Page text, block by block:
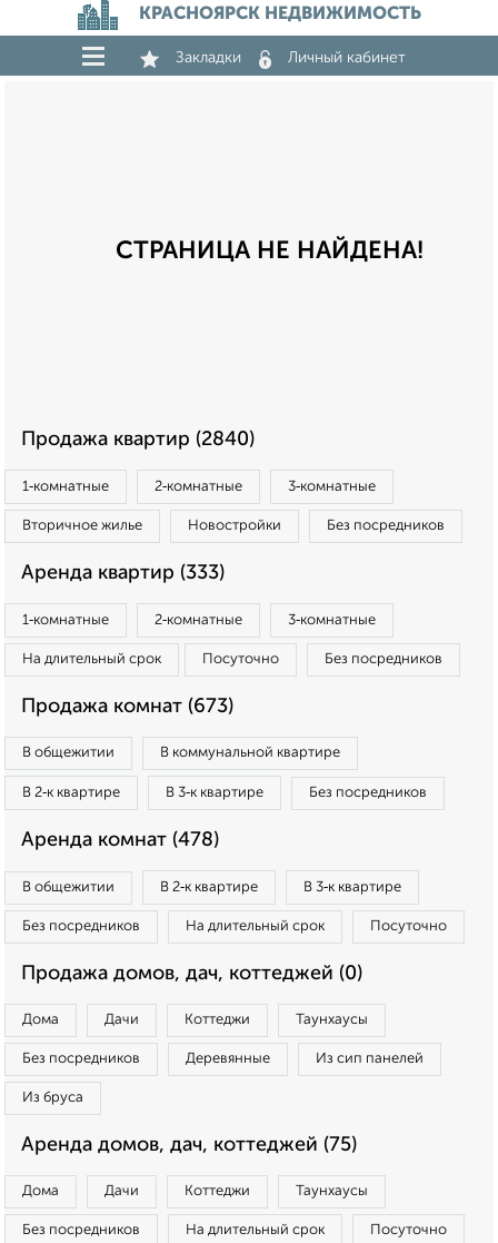
КРАСНОЯРСК НЕДВИЖИМОСТЬ
Закладки Личный кабинет
СТРАНИЦА НЕ НАЙДЕНА!
Продажа квартир (2840)
1‑комнатные 2‑комнатные 3‑комнатные
Вторичное жилье Новостройки Без посредников
Аренда квартир (333)
1‑комнатные 2‑комнатные 3‑комнатные
На длительный срок Посуточно Без посредников
Продажа комнат (673)
В общежитии В коммунальной квартире
В 2‑к квартире В 3‑к квартире Без посредников
Аренда комнат (478)
В общежитии В 2‑к квартире В 3‑к квартире
Без посредников На длительный срок Посуточно
Продажа домов, дач, коттеджей (0)
Дома Дачи Коттеджи Таунхаусы
Без посредников Деревянные Из сип панелей
Из бруса
Аренда домов, дач, коттеджей (75)
Дома Дачи Коттеджи Таунхаусы
Без посредников На длительный срок Посуточно